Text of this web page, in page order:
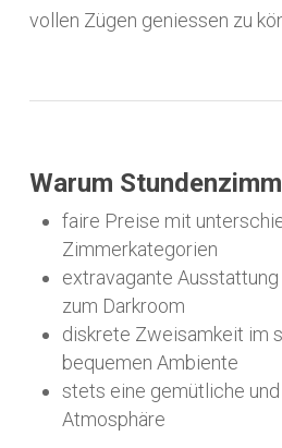
vollen Zügen geniessen zu
Warum
faire Preise mit
Zimmerkategorien
extravagante
zum Darkroom
diskrete Zweisamkeit im
bequemen Ambiente
stets eine gemütliche
Atmosphäre